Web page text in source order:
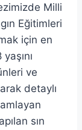
Milli
Eğitimleri
için en
ve
detaylı
sın